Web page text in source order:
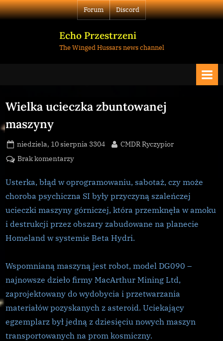
Skip
to
Forum Discord
Echo Przestrzeni
The Winged Hussars news channel
Wielka ucieczka zbuntowanej
maszyny
Posted
on
niedziela, 10 sierpnia 3304 By
CMDR Ryczypior
Brak komentarzydo
ucieczka
zbuntowanej
Usterka, błąd w oprogramowaniu, sabotaż, czy może
choroba psychiczna SI były przyczyną szaleńczej
ucieczki maszyny górniczej, która przemknęła w amoku
i destrukcji przez obszary zabudowane na planecie
Homeland w systemie Beta Hydri.
Wspomnianą maszyną jest robot, model DG090 –
najnowsze dzieło firmy MacArthur Mining Ltd,
zaprojektowany do wydobycia i przetwarzania
materiałów pozyskanych z asteroid. Uciekający
egzemplarz był jedną z dziesięciu nowych maszyn
transportowanych na prom kosmiczny.